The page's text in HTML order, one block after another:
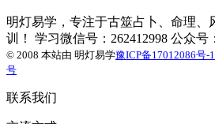
明灯易学，专注于古筮占卜、命理、
训！ 学习微信号：262412998 公众号
© 2008 本站由 明灯易学豫ICP备17012086号-1
号
联系我们